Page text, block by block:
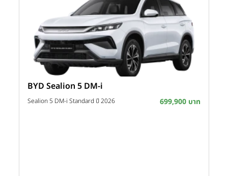
BYD Sealion 5 DM-i
Sealion 5 DM-i Standard ปี 2026 699,900 บาท